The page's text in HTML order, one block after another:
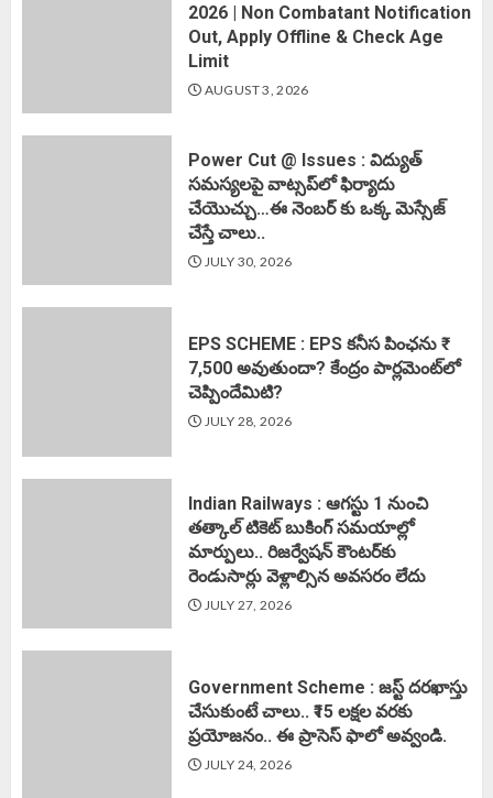
2026 | Non Combatant Notification
Out, Apply Offline & Check Age
Limit
AUGUST 3, 2026
Power Cut @ Issues : విద్యుత్
సమస్యలపై వాట్సప్‌లో ఫిర్యాదు
చేయొచ్చు…ఈ నెంబర్ కు ఒక్క మెస్సేజ్
చేస్తే చాలు..
JULY 30, 2026
EPS SCHEME : EPS కనీస పింఛను ₹
7,500 అవుతుందా? కేంద్రం పార్లమెంట్‌లో
చెప్పిందేమిటి?
JULY 28, 2026
Indian Railways : ఆగస్టు 1 నుంచి
తత్కాల్‌ టికెట్‌ బుకింగ్‌ సమయాల్లో
మార్పులు.. రిజర్వేషన్ కౌంటర్‌కు
రెండుసార్లు వెళ్లాల్సిన అవసరం లేదు
JULY 27, 2026
Government Scheme : జస్ట్ దరఖాస్తు
చేసుకుంటే చాలు.. ₹15 లక్షల వరకు
ప్రయోజనం.. ఈ ప్రాసెస్ ఫాలో అవ్వండి.
JULY 24, 2026